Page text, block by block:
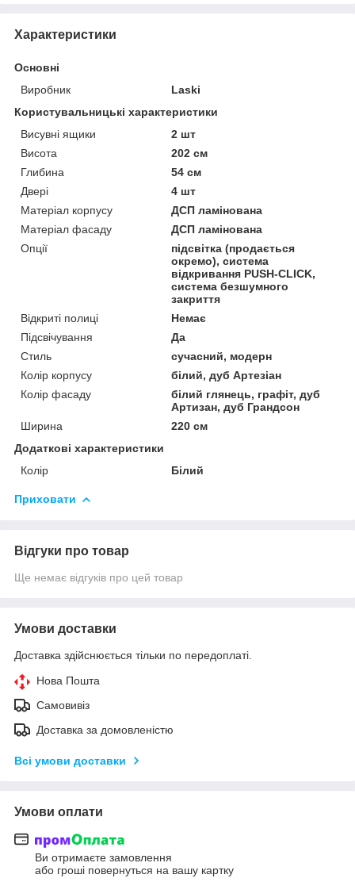
Характеристики
Основні
Виробник
Laski
Користувальницькі характеристики
Висувні ящики
2 шт
Висота
202 см
Глибина
54 см
Двері
4 шт
Матеріал корпусу
ДСП ламінована
Матеріал фасаду
ДСП ламінована
Опції
підсвітка (продається
окремо), система
відкривання PUSH-CLICK,
система безшумного
закриття
Відкриті полиці
Немає
Підсвічування
Да
Стиль
сучасний, модерн
Колір корпусу
білий, дуб Артезіан
Колір фасаду
білий глянець, графіт, дуб
Артизан, дуб Грандсон
Ширина
220 см
Додаткові характеристики
Колір
Білий
Приховати
Відгуки про товар
Ще немає відгуків про цей товар
Умови доставки
Доставка здійснюється тільки по передоплаті.
Нова Пошта
Самовивіз
Доставка за домовленістю
Всі умови доставки
Умови оплати
Ви отримаєте замовлення
або гроші повернуться на вашу картку